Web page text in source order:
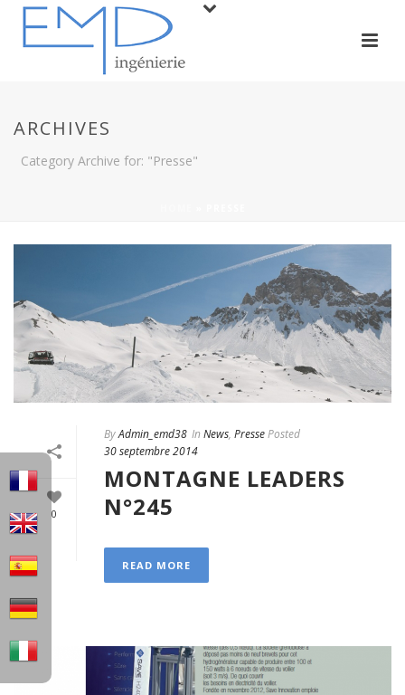
ARCHIVES
Category Archive for: "Presse"
0
ByAdmin_emd38 In News, PressePosted
30 septembre 2014
MONTAGNE LEADERS
N°245
READ MORE